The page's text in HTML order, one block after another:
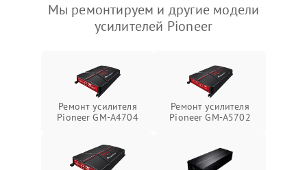
Мы ремонтируем и другие модели
усилителей Pioneer
Ремонт усилителя
Pioneer GM-A4704
Ремонт усилителя
Pioneer GM-A5702